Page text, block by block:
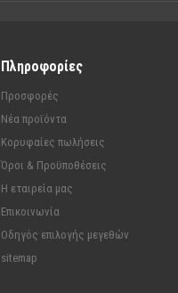
Πληροφορίες
Προσφορές
Νέα προϊόντα
Κορυφαίες πωλήσεις
Όροι & Προϋποθέσεις
Η εταιρεία μας
Επικοινωνία
Οδηγός επιλογής μεγεθών
sitemap